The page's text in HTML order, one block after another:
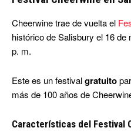
Cheerwine trae de vuelta el
histórico de Salisbury el 16
p. m.
Este es un festivalgratuito
más de 100 años de
Características del Festival